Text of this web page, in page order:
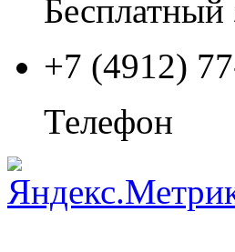
Бесплатный
+7 (4912)
Телефон